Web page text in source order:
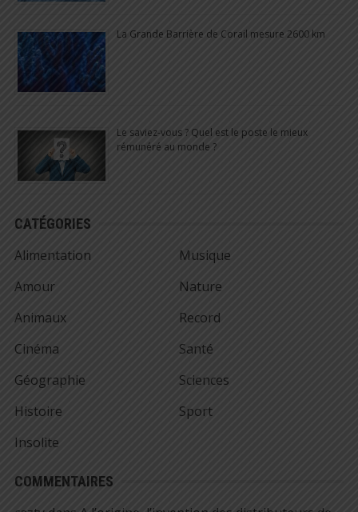
La Grande Barrière de Corail mesure 2600 km
Le saviez-vous ? Quel est le poste le mieux
rémunéré au monde ?
CATÉGORIES
Alimentation
Amour
Animaux
Cinéma
Géographie
Histoire
Insolite
Musique
Nature
Record
Santé
Sciences
Sport
COMMENTAIRES